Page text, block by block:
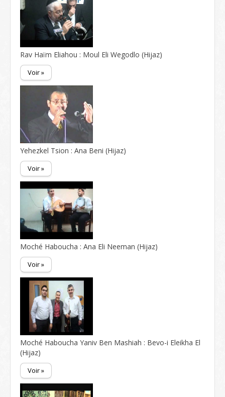
Rav Haïm Eliahou : Moul Eli Wegodlo (Hijaz)
Voir »
Yehezkel Tsion : Ana Beni (Hijaz)
Voir »
Moché Haboucha : Ana Eli Neeman (Hijaz)
Voir »
Moché Haboucha Yaniv Ben Mashiah : Bevo-i Eleikha El
(Hijaz)
Voir »